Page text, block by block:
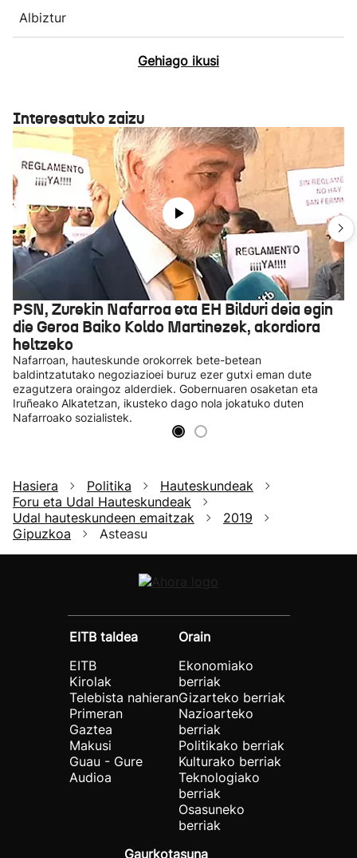
Albiztur
Gehiago ikusi
Interesatuko zaizu
PSN, Zurekin Nafarroa eta EH Bilduri deia egin
die Geroa Baiko Koldo Martinezek, akordiora
heltzeko
Nafarroan, hauteskunde orokorrek bete-betean
baldintzatutako negoziazioei buruz ezer gutxi eman dute
ezagutzera oraingoz alderdiek. Gobernuaren osaketan eta
Iruñeako Alkatetzan, ikusteko dago nola jokatuko duten
Nafarroako sozialistek.
Hasiera Politika
Hauteskundeak
Foru eta Udal Hauteskundeak
Udal hauteskundeen emaitzak
2019
Gipuzkoa
Asteasu
EITB taldea
EITB
Kirolak
Telebista nahieran
Primeran
Gaztea
Makusi
Guau - Gure
Audioa
Orain
Ekonomiako
berriak
Gizarteko berriak
Nazioarteko
berriak
Politikako berriak
Kulturako berriak
Teknologiako
berriak
Osasuneko
berriak
Gaurkotasuna